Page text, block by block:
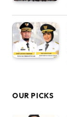
OUR PICKS